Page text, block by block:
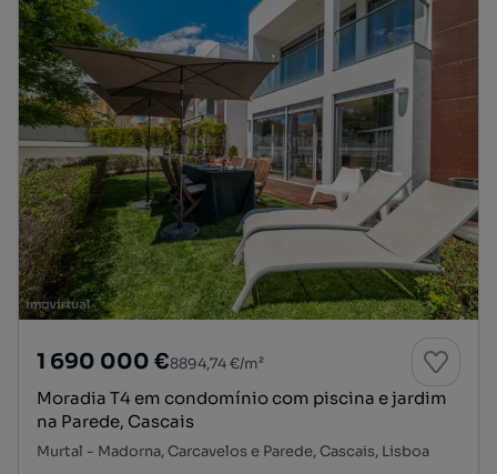
1 690 000 €8894,74 €/m²
Moradia T4 em condomínio com piscina e jardim
na Parede, Cascais
Murtal - Madorna, Carcavelos e Parede, Cascais, Lisboa